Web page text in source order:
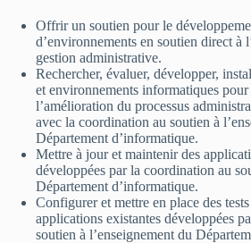
Offrir un soutien pour le
d’environnements en soutien direct à
gestion administrative.
Rechercher, évaluer, développer,
et environnements informatiques pour
l’amélioration du processus
avec la coordination au soutien à
Département d’informatique.
Mettre à jour et maintenir des
développées par la coordination au
Département d’informatique.
Configurer et mettre en place des
applications existantes développées
soutien à l’enseignement du